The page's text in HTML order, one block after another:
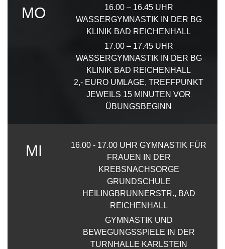
MO
16.00 – 16.45 UHR
WASSERGYMNASTIK IN DER BG
KLINIK BAD REICHENHALL
17.00 – 17.45 UHR
WASSERGYMNASTIK IN DER BG
KLINIK BAD REICHENHALL
2,- EURO UMLAGE, TREFFPUNKT
JEWEILS 15 MINUTEN VOR
ÜBUNGSBEGINN
MI
16.00 - 17.00 UHR GYMNASTIK FÜR
FRAUEN IN DER
KREBSNACHSORGE
GRUNDSCHULE
HEILINGBRUNNERSTR., BAD
REICHENHALL
GYMNASTIK UND
BEWEGUNGSSPIELE IN DER
TURNHALLE KARLSTEIN